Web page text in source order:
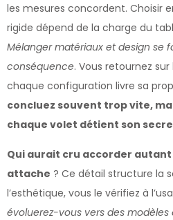
les mesures concordent. Choisir
rigide dépend de la charge du
Mélanger matériaux et design se
conséquence. Vous retournez
chaque configuration livre sa
concluez souvent trop vite,
chaque volet détient son
Qui aurait cru accorder
attache ? Ce détail structure la
l’esthétique, vous le vérifiez à
évoluerez-vous vers des